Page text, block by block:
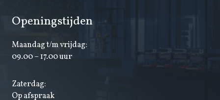
Openingstijden
Maandag t/m vrijdag:
09.00 – 17.00 uur
Zaterdag:
Op afspraak